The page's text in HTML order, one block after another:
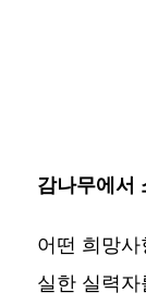
감나무에서
어떤 희망
실한 실력